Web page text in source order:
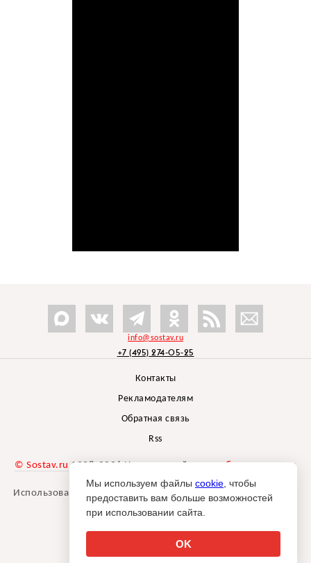
info@sostav.ru
+7 (495) 274-05-25
Контакты
Рекламодателям
Обратная связь
Rss
© Sostav.ru 1998-2026 Независимый проектбрендингового
агентства Depot
Использование материалов Sostav.ru допустимо только при
указании источника.
Мы используем файлы cookie , чтобы
предоставить вам больше возможностей
при использовании сайта.
OK